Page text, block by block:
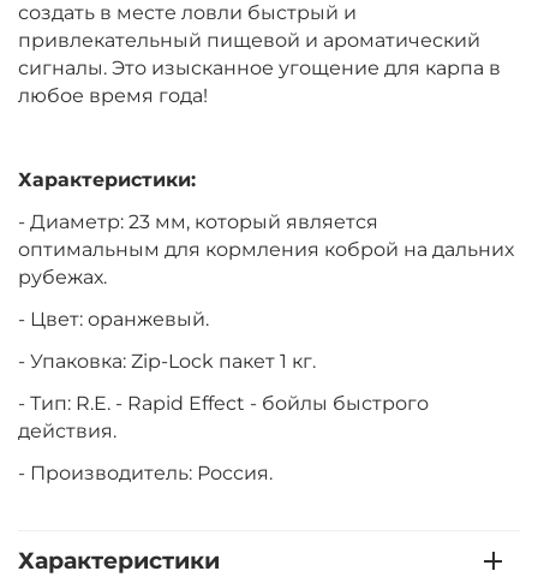
создать в месте ловли быстрый и
привлекательный пищевой и ароматический
сигналы. Это изысканное угощение для карпа в
любое время года!
Характеристики:
- Диаметр: 23 мм, который является
оптимальным для кормления коброй на дальних
рубежах.
- Цвет: оранжевый.
- Упаковка: Zip-Lock пакет 1 кг.
- Тип: R.E. - Rapid Effect - бойлы быстрого
действия.
- Производитель: Россия.
Характеристики